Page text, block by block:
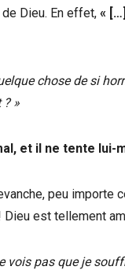
Dieu. En effet, «
chose de si
? »
et il ne tente lui-
peu importe
Dieu est tellement
vois pas que je